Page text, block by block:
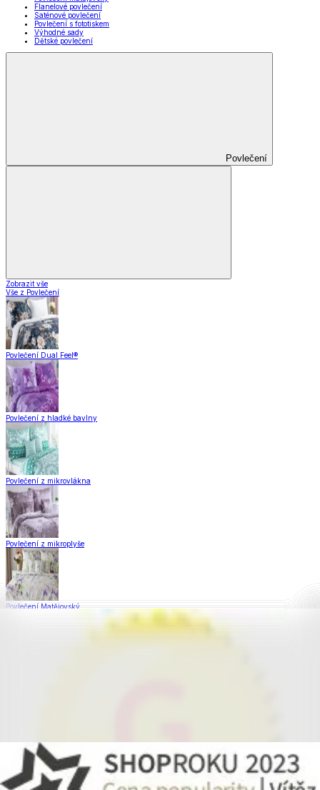
Flanelové povlečení
Saténové povlečení
Povlečení s fototiskem
Výhodné sady
Dětské povlečení
Povlečení
Zobrazit vše
Vše z Povlečení
Povlečení Dual Feel®
Povlečení z hladké bavlny
Povlečení z mikrovlákna
Povlečení z mikroplyše
Povlečení Matějovský